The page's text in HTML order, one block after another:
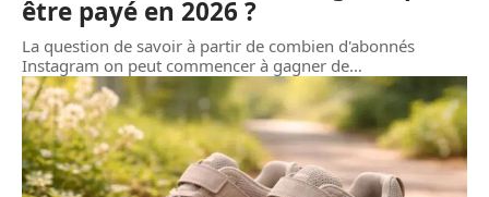
être payé en 2026 ?
La question de savoir à partir de combien d'abonnés
Instagram on peut commencer à gagner de…